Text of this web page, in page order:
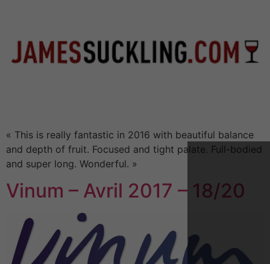
« This is really fantastic in 2016 with beautiful balance
and depth of fruit. Focused and tight palate. Full-bodied
and super long. Wonderful. »
Vinum – Avril 2017 – 18/20